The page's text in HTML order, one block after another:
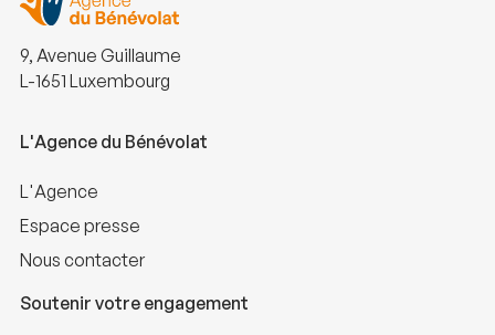
9, Avenue Guillaume
L-1651 Luxembourg
L'Agence du Bénévolat
L'Agence
Espace presse
Nous contacter
Soutenir votre engagement